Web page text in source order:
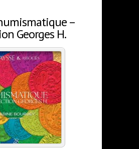
–
Georges H.